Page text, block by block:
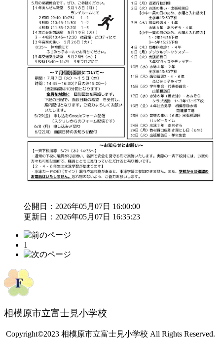
公開日：2026年05月07日 16:00:00
更新日：2026年05月07日 16:35:23
1
相模原市立富士見小学校
Copyright©2023 相模原市立富士見小学校 All Rights Reserved.